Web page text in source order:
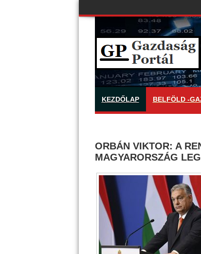
KEZDŐLAP BELFÖLD -
ORBÁN VIKTOR: A
MAGYARORSZÁG